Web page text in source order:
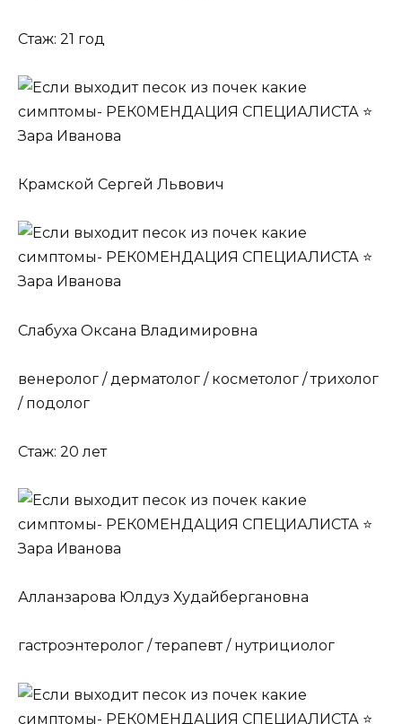
Стаж: 21 год
Крамской Сергей Львович
Слабуха Оксана Владимировна
венеролог / дерматолог / косметолог / трихолог
/ подолог
Стаж: 20 лет
Алланзарова Юлдуз Худайбергановна
гастроэнтеролог / терапевт / нутрициолог